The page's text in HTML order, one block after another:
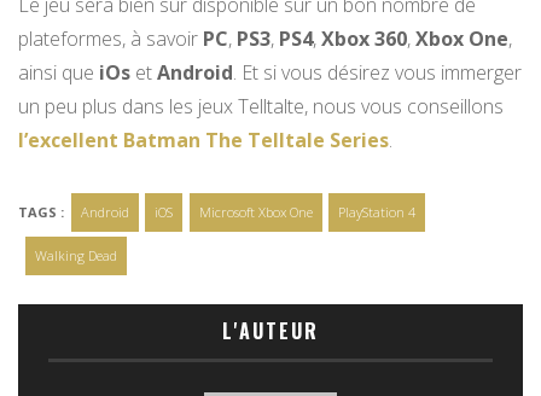
plateformes, à savoir PC, PS3, PS4,Xbox 360,Xbox One,
ainsi que iOs etAndroid. Et si vous désirez vous immerger
un peu plus dans les jeux Telltalte, nous vous conseillons
l’excellent Batman The Telltale Series.
TAGS : Android iOS Microsoft Xbox One PlayStation 4
Walking Dead
L'AUTEUR